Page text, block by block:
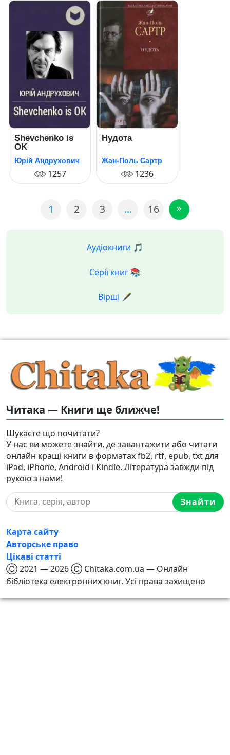
Shevchenko is
OK
Юрій Андрухович
1257
Нудота
Жан-Поль Сартр
1236
1 2 3 … 16 »
Аудіокниги 🎵
Серії книг 📚
Вірші 🖋️
Читака — Книги ще ближче!
Шукаєте що почитати?
У нас ви можете знайти, де завантажити або читати
онлайн кращі книги в форматах fb2, rtf, epub, txt для
iPad, iPhone, Android і Kindle. Література завжди під
рукою з нами!
Знайти
Карта сайту
Авторське право
Цікаві статті
Ⓒ 2021 — 2026 Ⓒ Chitaka.com.ua — Онлайн
бібліотека електронних книг. Усі права захищено